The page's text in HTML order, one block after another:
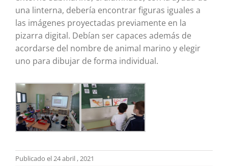
una linterna, debería encontrar figuras iguales a
las imágenes proyectadas previamente en la
pizarra digital. Debían ser capaces además de
acordarse del nombre de animal marino y elegir
uno para dibujar de forma individual.
Publicado el 24 abril , 2021